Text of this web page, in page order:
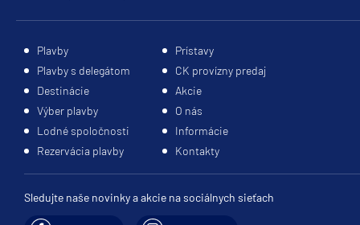
Plavby
Prístavy
Plavby s delegátom
CK provízny predaj
Destinácie
Akcie
Výber plavby
O nás
Lodné spoločnosti
Informácie
Rezervácia plavby
Kontakty
Sledujte naše novinky a akcie na sociálnych sieťach